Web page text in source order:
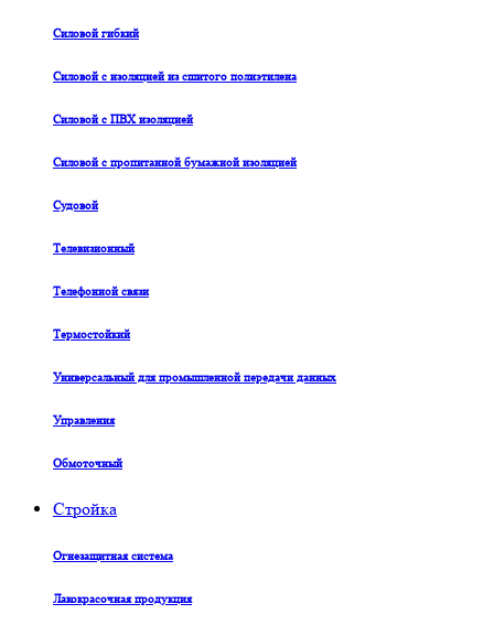
Силовой гибкий
Силовой с изоляцией из сшитого полиэтилена
Силовой с ПВХ изоляцией
Силовой с пропитанной бумажной изоляцией
Судовой
Телевизионный
Телефонной связи
Термостойкий
Универсальный для промышленной передачи данных
Управления
Обмоточный
Стройка
Огнезащитная система
Лакокрасочная продукция